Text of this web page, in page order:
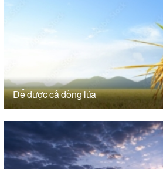
Để được cả đồng lúa